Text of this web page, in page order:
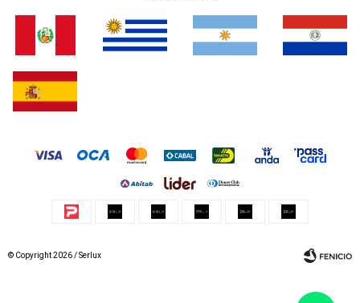
© Copyright 2026 / Serlux